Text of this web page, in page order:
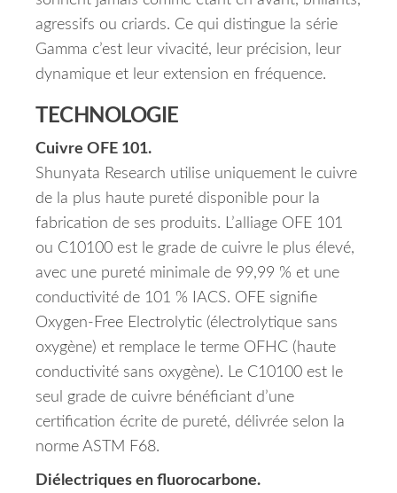
agressifs ou criards. Ce qui distingue la série
Gamma c’est leur vivacité, leur précision, leur
dynamique et leur extension en fréquence.
TECHNOLOGIE
Cuivre OFE 101.
Shunyata Research utilise uniquement le cuivre
de la plus haute pureté disponible pour la
fabrication de ses produits. L’alliage ‌‌OFE 101
ou ‌‌C10100 est le grade de cuivre le plus élevé,
avec une pureté minimale de 99,99 % et une
conductivité de 101 % IACS. OFE signifie
Oxygen-Free Electrolytic (électrolytique sans
oxygène) et remplace le terme OFHC (haute
conductivité sans oxygène). Le ‌‌C10100 est le
seul grade de cuivre bénéficiant d’une
certification écrite de pureté, délivrée selon la
norme ASTM F68.
Diélectriques en fluorocarbone.